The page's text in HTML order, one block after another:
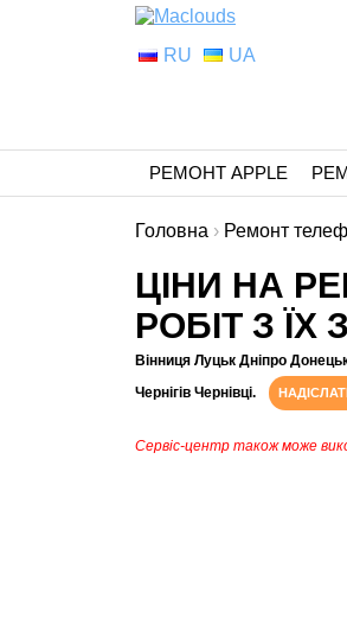
RU UA
РЕМОНТ APPLE
Головна › Ремонт
ЦІНИ НА
РОБІТ З ЇХ
Вінниця Луцьк Дніпро
Чернігів Чернівці.
Сервіс-центр також може